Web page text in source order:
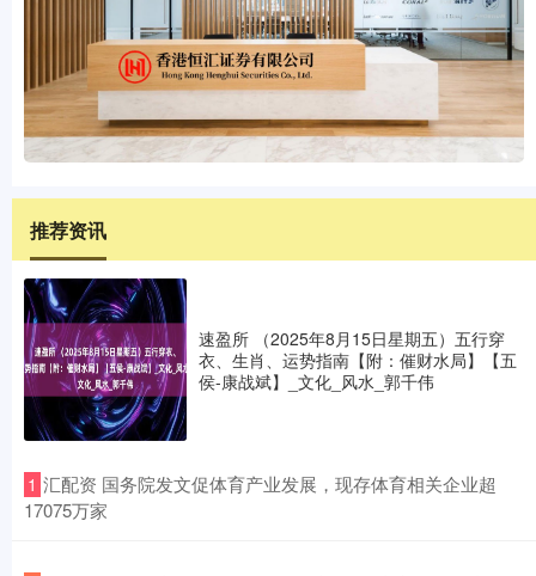
推荐资讯
速盈所 （2025年8月15日星期五）五行穿
衣、生肖、运势指南【附：催财水局】【五
侯-康战斌】_文化_风水_郭千伟
1 ​汇配资 国务院发文促体育产业发展，现存体育相关企业超
17075万家